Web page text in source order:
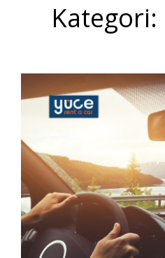
Kategori: